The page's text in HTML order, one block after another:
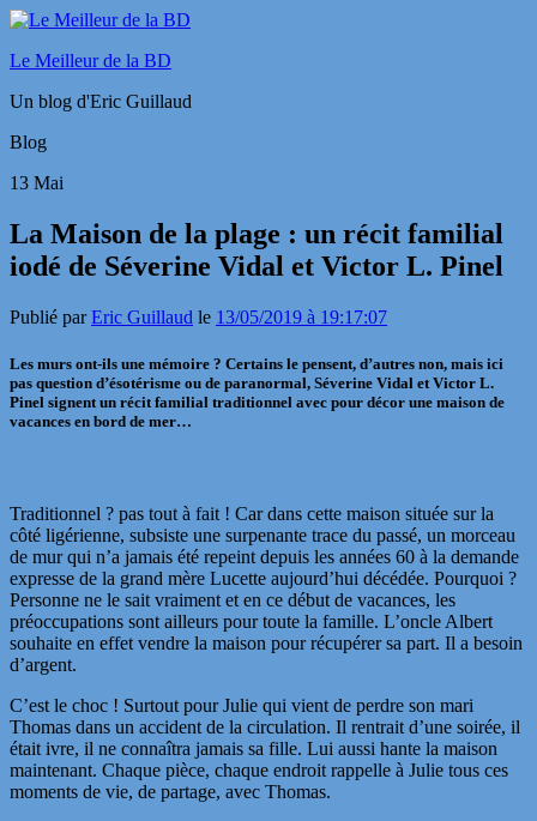
Le Meilleur de la BD
Un blog d'Eric Guillaud
Blog
13 Mai
La Maison de la plage : un récit familial
iodé de Séverine Vidal et Victor L. Pinel
Publié parEric Guillaud le 13/05/2019 à 19:17:07
Les murs ont-ils une mémoire ? Certains le pensent, d’autres non, mais ici
pas question d’ésotérisme ou de paranormal, Séverine Vidal et Victor L.
Pinel signent un récit familial traditionnel avec pour décor une maison de
vacances en bord de mer…
Traditionnel ? pas tout à fait ! Car dans cette maison située sur la
côté ligérienne, subsiste une surpenante trace du passé, un morceau
de mur qui n’a jamais été repeint depuis les années 60 à la demande
expresse de la grand mère Lucette aujourd’hui décédée. Pourquoi ?
Personne ne le sait vraiment et en ce début de vacances, les
préoccupations sont ailleurs pour toute la famille. L’oncle Albert
souhaite en effet vendre la maison pour récupérer sa part. Il a besoin
d’argent.
C’est le choc ! Surtout pour Julie qui vient de perdre son mari
Thomas dans un accident de la circulation. Il rentrait d’une soirée, il
était ivre, il ne connaîtra jamais sa fille. Lui aussi hante la maison
maintenant. Chaque pièce, chaque endroit rappelle à Julie tous ces
moments de vie, de partage, avec Thomas.